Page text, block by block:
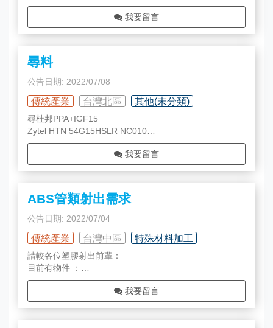
成型材質：ABS、PA+GF
我要留言
尋料
公告日期: 2022/07/08
傳統產業 台灣北區 其他(未分類)
尋杜邦PPA+IGF15
Zytel HTN 54G15HSLR NC010
再麻煩前輩們有料能夠與我聯繫，謝謝
我要留言
ABS管類射出需求
公告日期: 2022/07/04
傳統產業 台灣中區 特殊材料加工
請較各位塑膠射出前輩：
目前有物件 ：
1. 外徑100 * 內徑76 * 長度680mm。
2. 外徑172 * 內徑152 * 長度1050mm。
公差+/- 0.2mm
我要留言